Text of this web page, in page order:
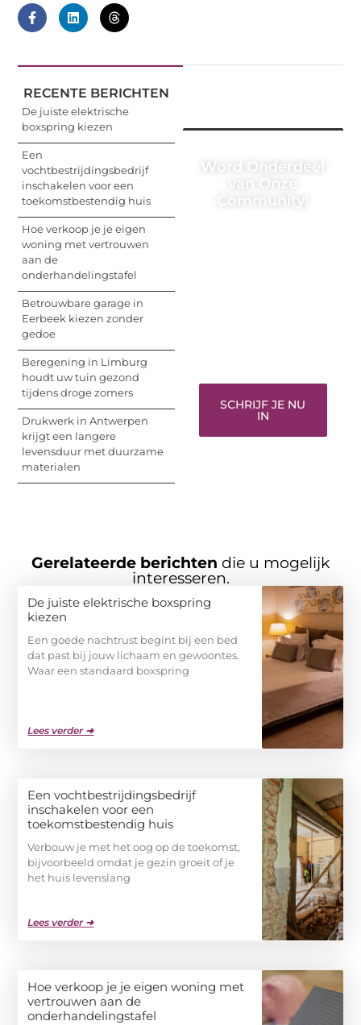
RECENTE BERICHTEN
De juiste elektrische
boxspring kiezen
Een
vochtbestrijdingsbedrijf
inschakelen voor een
toekomstbestendig huis
Hoe verkoop je je eigen
woning met vertrouwen
aan de
onderhandelingstafel
Betrouwbare garage in
Eerbeek kiezen zonder
gedoe
Beregening in Limburg
houdt uw tuin gezond
tijdens droge zomers
Drukwerk in Antwerpen
krijgt een langere
levensduur met duurzame
materialen
Word Onderdeel
van Onze
Community!
SCHRIJF JE NU
IN
Gerelateerde berichten die u mogelijk
interesseren.
De juiste elektrische boxspring
kiezen
Een goede nachtrust begint bij een bed
dat past bij jouw lichaam en gewoontes.
Waar een standaard boxspring
Lees verder ➜
Een vochtbestrijdingsbedrijf
inschakelen voor een
toekomstbestendig huis
Verbouw je met het oog op de toekomst,
bijvoorbeeld omdat je gezin groeit of je
het huis levenslang
Lees verder ➜
Hoe verkoop je je eigen woning met
vertrouwen aan de
onderhandelingstafel